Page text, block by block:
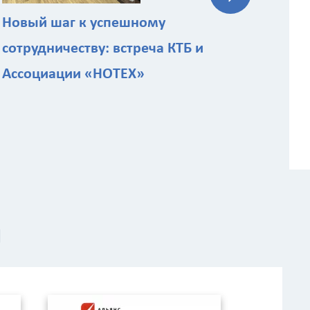
Новый шаг к успешному
сотрудничеству: встреча КТБ и
Ассоциации «НОТЕХ»